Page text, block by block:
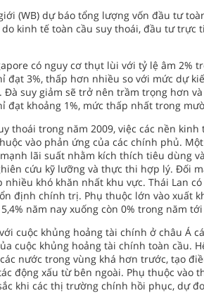
(WB) dự báo tổng lượng vốn đầu tư
kinh tế toàn cầu suy thoái, đầu tư trực
có nguy cơ thụt lùi với tỷ lệ âm 2%
đạt 3%, thấp hơn nhiều so với mức dự
Đà suy giảm sẽ trở nên trầm trọng hơn
đạt khoảng 1%, mức thấp nhất trong
thoái trong năm 2009, việc các nền
vào phản ứng của các chính phủ.
lãi suất nhằm kích thích tiêu dùng
cứu kỹ lưỡng và thực thi hợp lý. Đối
nhiều khó khăn nhất khu vực. Thái Lan
định chính trị. Phụ thuộc lớn vào xuất
năm nay xuống còn 0% trong năm tới
cuộc khủng hoảng tài chính ở châu Á
cuộc khủng hoảng tài chính toàn cầu.
nước trong vùng khá hơn trước, tạo
động xấu từ bên ngoài. Phụ thuộc vào
khi các thị trường chính hồi phục, dự